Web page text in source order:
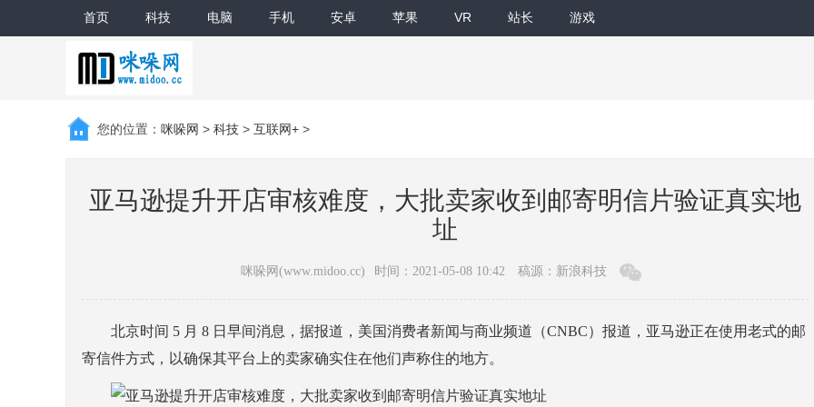
首页 科技 电脑 手机 安卓 苹果 VR 站长 游戏
您的位置： 咪哚网 > 科技 > 互联网+ >
亚马逊提升开店审核难度，大批卖家收到邮寄明信片验证真实地
址
咪哚网(www.midoo.cc) 时间：2021-05-08 10:42 稿源：新浪科技
北京时间 5 月 8 日早间消息，据报道，美国消费者新闻与商业频道（CNBC）报道，亚马逊正在使用老式的邮
寄信件方式，以确保其平台上的卖家确实住在他们声称住的地方。